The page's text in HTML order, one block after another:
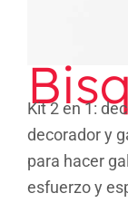
Kit 2 en 1:
decorador y
para hacer
esfuerzo y